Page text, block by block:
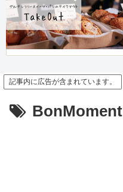
記事内に広告が含まれています。
BonMoment